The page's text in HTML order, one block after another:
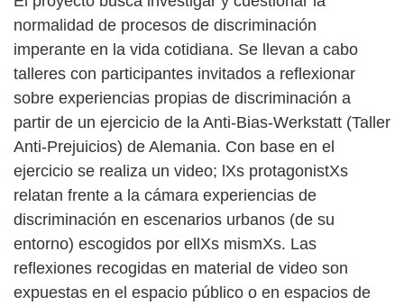
normalidad de procesos de discriminación
imperante en la vida cotidiana. Se llevan a cabo
talleres con participantes invitados a reflexionar
sobre experiencias propias de discriminación a
partir de un ejercicio de la Anti-Bias-Werkstatt (Taller
Anti-Prejuicios) de Alemania. Con base en el
ejercicio se realiza un video; lXs protagonistXs
relatan frente a la cámara experiencias de
discriminación en escenarios urbanos (de su
entorno) escogidos por ellXs mismXs. Las
reflexiones recogidas en material de video son
expuestas en el espacio público o en espacios de